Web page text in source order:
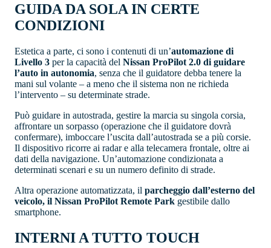
GUIDA DA SOLA IN CERTE
CONDIZIONI
Estetica a parte, ci sono i contenuti di un’automazione di
Livello 3 per la capacità del Nissan ProPilot 2.0 di guidare
l’auto in autonomia, senza che il guidatore debba tenere la
mani sul volante – a meno che il sistema non ne richieda
l’intervento – su determinate strade.
Può guidare in autostrada, gestire la marcia su singola corsia,
affrontare un sorpasso (operazione che il guidatore dovrà
confermare), imboccare l’uscita dall’autostrada se a più corsie.
Il dispositivo ricorre ai radar e alla telecamera frontale, oltre ai
dati della navigazione. Un’automazione condizionata a
determinati scenari e su un numero definito di strade.
Altra operazione automatizzata, il parcheggio dall’esterno del
veicolo, il Nissan ProPilot Remote Park gestibile dallo
smartphone.
INTERNI A TUTTO TOUCH